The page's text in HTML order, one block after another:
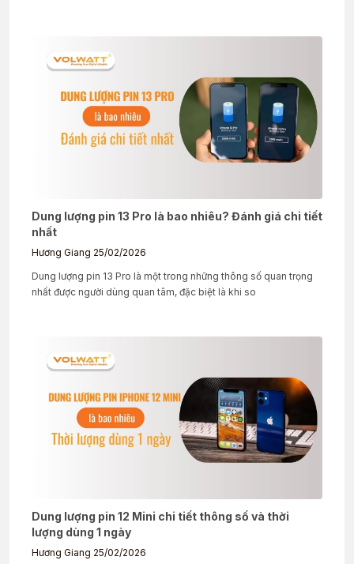
Dung lượng pin 13 Pro là bao nhiêu? Đánh giá chi tiết
nhất
Hương Giang 25/02/2026
Dung lượng pin 13 Pro là một trong những thông số quan trọng
nhất được người dùng quan tâm, đặc biệt là khi so
Dung lượng pin 12 Mini chi tiết thông số và thời
lượng dùng 1 ngày
Hương Giang 25/02/2026